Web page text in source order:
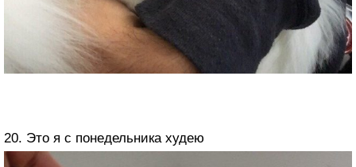
20. Это я с понедельника худею